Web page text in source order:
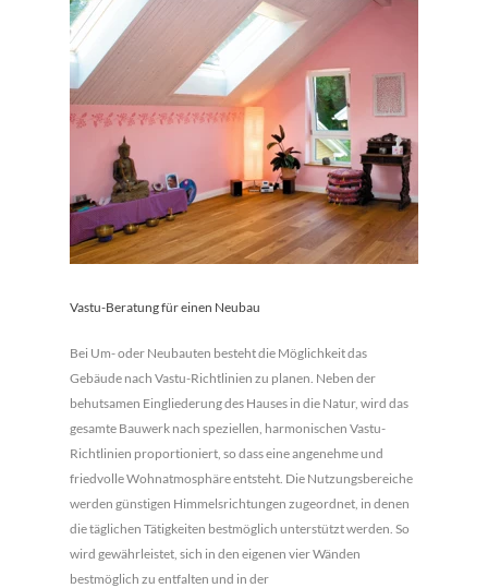
Vastu-Beratung für einen Neubau
Bei Um- oder Neubauten besteht die Möglichkeit das
Gebäude nach Vastu-Richtlinien zu planen. Neben der
behutsamen Eingliederung des Hauses in die Natur, wird das
gesamte Bauwerk nach speziellen, harmonischen Vastu-
Richtlinien proportioniert, so dass eine angenehme und
friedvolle Wohnatmosphäre entsteht. Die Nutzungsbereiche
werden günstigen Himmelsrichtungen zugeordnet, in denen
die täglichen Tätigkeiten bestmöglich unterstützt werden. So
wird gewährleistet, sich in den eigenen vier Wänden
bestmöglich zu entfalten und in der